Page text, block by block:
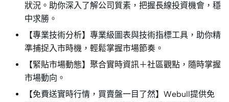
狀況。助你深入了解公司質素，把握長線投資機會，穩
中求勝。
【專業技術分析】專業級圖表與技術指標工具，助你精
準捕捉入市時機，輕鬆掌握市場節奏。
【緊貼市場動態】聚合實時資訊＋社區觀點，隨時掌握
市場動向。
【免費送實時行情，買賣盤一目了然】Webull提供免